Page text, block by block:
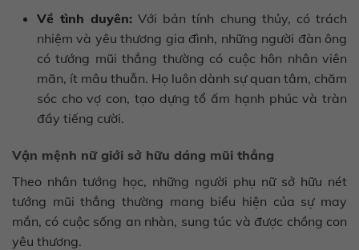
Về tình duyên: Với bản tính chung thủy, có trách
nhiệm và yêu thương gia đình, những người đàn ông
có tướng mũi thẳng thường có cuộc hôn nhân viên
mãn, ít mâu thuẫn. Họ luôn dành sự quan tâm, chăm
sóc cho vợ con, tạo dựng tổ ấm hạnh phúc và tràn
đầy tiếng cười.
Vận mệnh nữ giới sở hữu dáng mũi thẳng
Theo nhân tướng học, những người phụ nữ sở hữu nét
tướng mũi thẳng thường mang biểu hiện của sự may
mắn, có cuộc sống an nhàn, sung túc và được chồng con
yêu thương.